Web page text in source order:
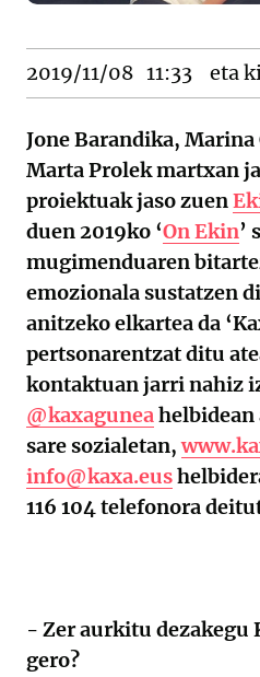
2019/11/08 11:33 eta
Jone Barandika,
Marta Prolek martxan
proiektuak jaso zuen
duen 2019ko ‘On Ekin’
mugimenduaren
emozionala sustatzen
anitzeko elkartea da
pertsonarentzat ditu
kontaktuan jarri nahiz
@kaxagunea
sare sozialetan,
info@kaxa.eus
116 104 telefonora
- Zer aurkitu dezakegu
gero?